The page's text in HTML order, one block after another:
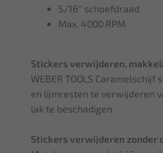
5/16'' schoefdraad
Max. 4000 RPM
Stickers verwijderen,
WEBER TOOLS
en lijmresten te verwijderen
lak te beschadigen.
Stickers verwijderen zonder